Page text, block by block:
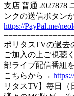
支店 普通 2027878
ンクの送信ボタン
https://PayPal.me/
ポリタスTVの過去
ご加入の上ご視聴
部ライブ配信番組
こちらから→
リタスTV】毎日（